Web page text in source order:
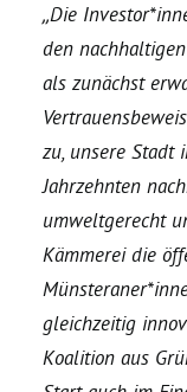
Ratsmitglieder
Ratsanträge
Aktiv
„Die
den
als zunächst
zu, unsere Stadt
Jahrzehnten
umweltgerecht
Kämmerei die
gleichzeitig
Koalition aus